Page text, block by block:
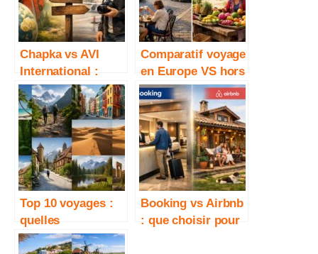
Chapka vs AVI
International :
quelle assurance
voyage choisir ?
Comparatif voyage
en Europe VS hors
Europe : que
choisir selon son
budget ?
Top 10 voyages :
quelles
destinations
Booking vs Airbnb
: que choisir pour